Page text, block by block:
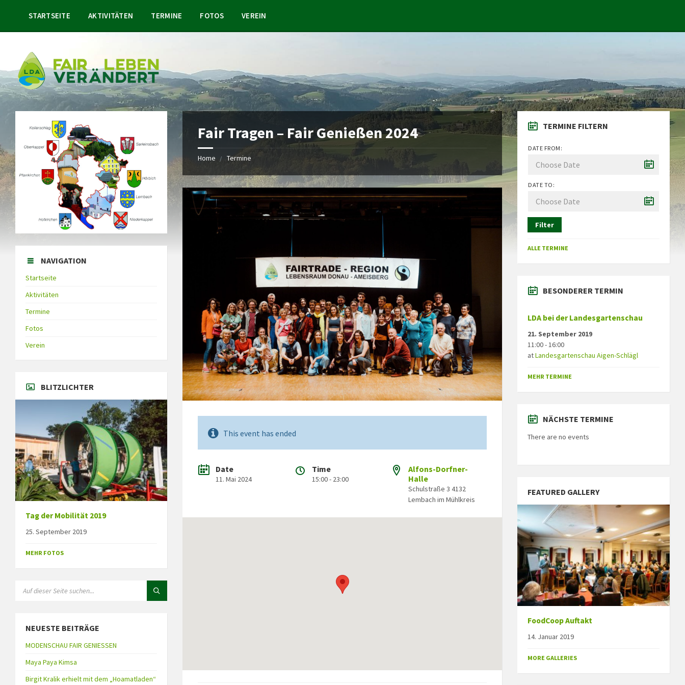
STARTSEITE AKTIVITÄTEN TERMINE FOTOS VEREIN
Fair Tragen – Fair Genießen 2024
Home Termine
This event has ended
Date
11. Mai 2024
Time
15:00 - 23:00
Alfons-Dorfner-
Halle
Schulstraße 3 4132
Lembach im Mühlkreis
NAVIGATION
Startseite
Aktivitäten
Termine
Fotos
Verein
BLITZLICHTER
Tag der Mobilität 2019
25. September 2019
MEHR FOTOS
NEUESTE BEITRÄGE
MODENSCHAU FAIR GENIESSEN
Maya Paya Kimsa
Birgit Kralik erhielt mit dem „Hoamatladen“
TERMINE FILTERN
DATE FROM:
DATE TO:
Filter
ALLE TERMINE
BESONDERER TERMIN
LDA bei der Landesgartenschau
21. September 2019
11:00 - 16:00
atLandesgartenschau Aigen-Schlägl
MEHR TERMINE
NÄCHSTE TERMINE
There are no events
FEATURED GALLERY
FoodCoop Auftakt
14. Januar 2019
MORE GALLERIES